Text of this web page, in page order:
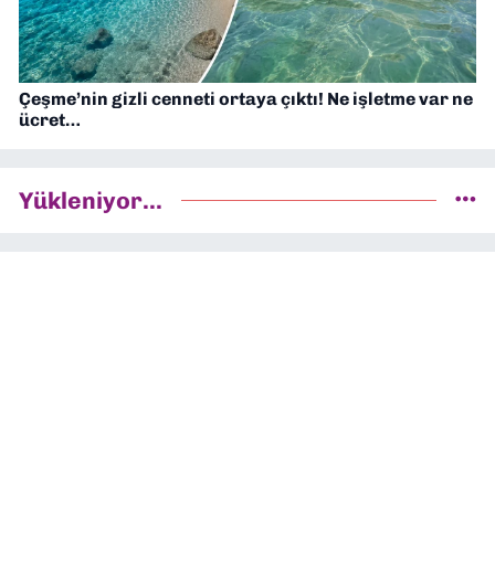
Çeşme’nin gizli cenneti ortaya çıktı! Ne işletme var ne
ücret…
Yükleniyor...